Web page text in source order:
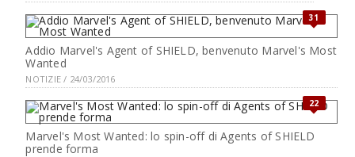
31
Addio Marvel's Agent of SHIELD, benvenuto Marvel's Most
Wanted
NOTIZIE / 24/03/2016
22
Marvel's Most Wanted: lo spin-off di Agents of SHIELD
prende forma